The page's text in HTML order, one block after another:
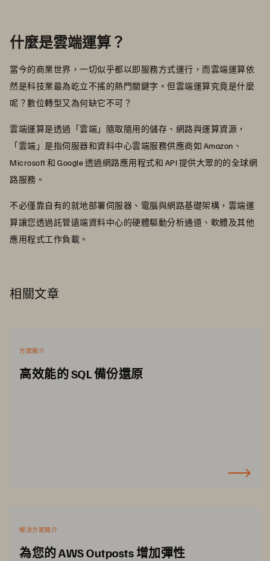
什麼是雲端運算？
當今的商業世界，一切似乎都以即服務方式運行，而雲端運算依
然是科技業最為屹立不搖的熱門關鍵字。但雲端運算究竟是什麼
呢？數位轉型又為何缺它不可？
雲端運算是透過「雲端」隨取隨用的儲存、網路與運算資源，
「雲端」是指伺服器和資料中心雲端服務供應商如 Amazon、
Microsoft 和 Google 透過網路應用程式和 API 提供大眾的的全球網
路服務。
不必僅靠自有的就地部署伺服器、電腦與網路基礎架構，雲端運
算讓您透過託管遠端資料中心的硬體驅動分析通道、軟體及其他
應用程式工作負載。
相關文章
方案簡介
高效能的 SQL 備份還原
解決方案簡介
為您的 AWS Outposts 增加彈性